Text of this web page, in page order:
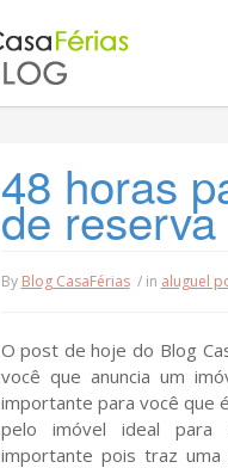
48 horas
de reserva
By Blog CasaFérias / in aluguel
O post de hoje do Blog
você que anuncia um
importante para você que
pelo imóvel ideal
importante pois traz uma